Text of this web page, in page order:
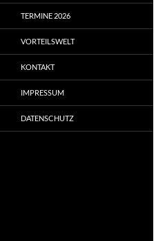
TERMINE 2026
VORTEILSWELT
KONTAKT
IMPRESSUM
DATENSCHUTZ